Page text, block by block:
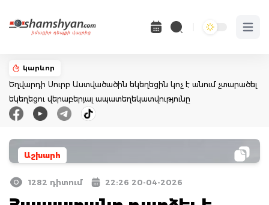
Open
կարևոր
Եղվարդի Սուրբ Աստվածածին եկեղեցին կոչ է անում չտարածել
եկեղեցու վերաբերյալ ապատեղեկատվությունը
Աշխարհ
1282 դիտում 22:26 20-04-2026